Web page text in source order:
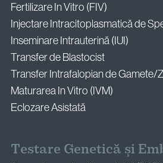
Fertilizare In Vitro (FIV)
Injectare Intracitoplasmatică de
Inseminare Intrauterină (IUI)
Transfer de Blastocist
Transfer Intrafalopian de Gamete/
Maturarea In Vitro (IVM)
Eclozare Asistată
Testare Genetică și